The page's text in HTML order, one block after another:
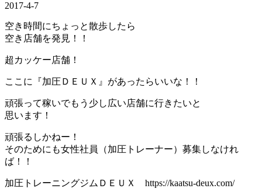
2017-4-7
空き時間にちょっと散歩したら
空き店舗を発見！！
超カッケー店舗！
ここに『加圧ＤＥＵＸ』があったらいいな！！
頑張って稼いでもう少し広い店舗に行きたいと
思います！
頑張るしかねー！
そのためにも女性社員（加圧トレーナー）募集しなけれ
ば！！
加圧トレーニングジムＤＥＵＸ https://kaatsu-deux.com/